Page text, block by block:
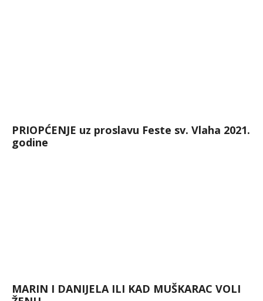
PRIOPĆENJE uz proslavu Feste sv. Vlaha 2021.
godine
MARIN I DANIJELA ILI KAD MUŠKARAC VOLI